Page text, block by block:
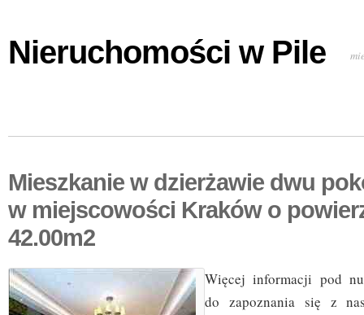
Nieruchomości w Pile
Mieszkanie w dzierżawie dwu
w miejscowości Kraków o
42.00m2
Więcej informacji pod
do zapoznania się z